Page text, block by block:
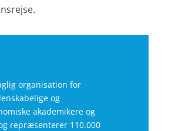
organisation for
og
akademikere og
repræsenterer 110.000